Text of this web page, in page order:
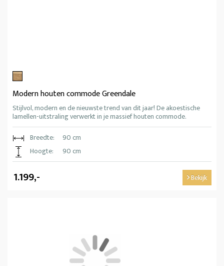
Modern houten commode Greendale
Stijlvol, modern en de nieuwste trend van dit jaar! De akoestische
lamellen-uitstraling verwerkt in je massief houten commode.
Breedte:
90 cm
Hoogte:
90 cm
1.199,- Bekijk